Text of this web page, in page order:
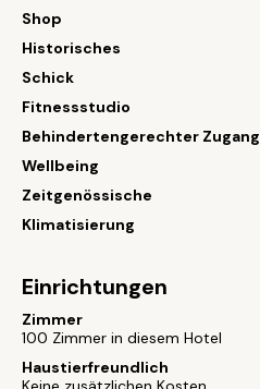
Shop
Historisches
Schick
Fitnessstudio
Behindertengerechter Zugang
Wellbeing
Zeitgenössische
Klimatisierung
Einrichtungen
Zimmer
100 Zimmer in diesem Hotel
Haustierfreundlich